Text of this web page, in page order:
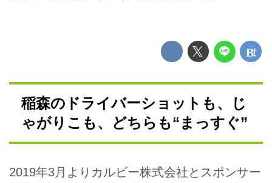
稲森のドライバーショットも、じ
ゃがりこも、どちらも“まっすぐ”
2019年3月よりカルビー株式会社とスポンサー